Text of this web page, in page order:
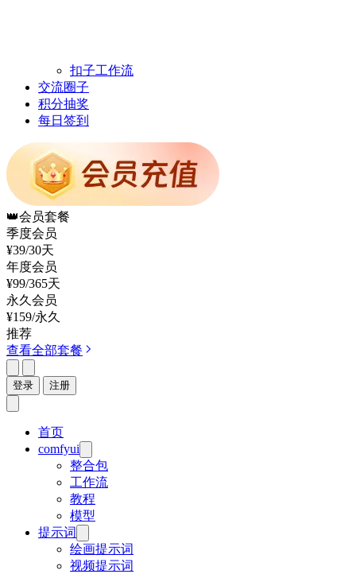
扣子工作流
交流圈子
积分抽奖
每日签到
👑会员套餐
季度会员
¥39/30天
年度会员
¥99/365天
永久会员
¥159/永久
推荐
查看全部套餐
登录 注册
首页
comfyui
整合包
工作流
教程
模型
提示词
绘画提示词
视频提示词